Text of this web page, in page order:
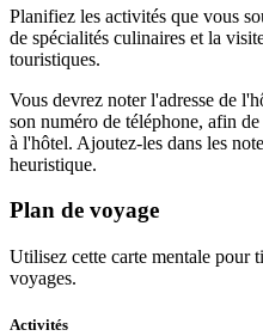
Planifiez les activités que vous
de spécialités culinaires et la
touristiques.
Vous devrez noter l'adresse de
son numéro de téléphone, afin
à l'hôtel. Ajoutez-les dans les
heuristique.
Plan de voyage
Utilisez cette carte mentale pour
voyages.
Activités